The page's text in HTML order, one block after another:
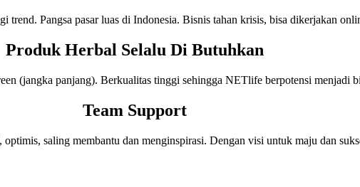
trend. Pangsa pasar luas di Indonesia. Bisnis tahan krisis, bisa dikerjakan
Produk Herbal Selalu Di Butuhkan
(jangka panjang). Berkualitas tinggi sehingga NETlife berpotensi menjadi
Team Support
saling membantu dan menginspirasi. Dengan visi untuk maju dan